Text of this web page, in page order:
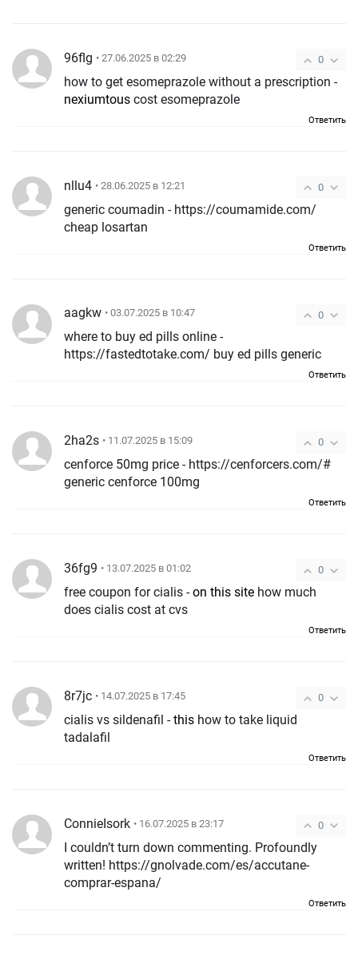
0
96flg • 27.06.2025 в 02:29
how to get esomeprazole without a prescription -
nexiumtous cost esomeprazole
Ответить
0
nllu4 • 28.06.2025 в 12:21
generic coumadin - https://coumamide.com/
cheap losartan
Ответить
0
aagkw • 03.07.2025 в 10:47
where to buy ed pills online -
https://fastedtotake.com/ buy ed pills generic
Ответить
0
2ha2s • 11.07.2025 в 15:09
cenforce 50mg price - https://cenforcers.com/#
generic cenforce 100mg
Ответить
0
36fg9 • 13.07.2025 в 01:02
free coupon for cialis -on this site how much
does cialis cost at cvs
Ответить
0
8r7jc • 14.07.2025 в 17:45
cialis vs sildenafil -this how to take liquid
tadalafil
Ответить
0
ConnieIsork • 16.07.2025 в 23:17
I couldn’t turn down commenting. Profoundly
written! https://gnolvade.com/es/accutane-
comprar-espana/
Ответить